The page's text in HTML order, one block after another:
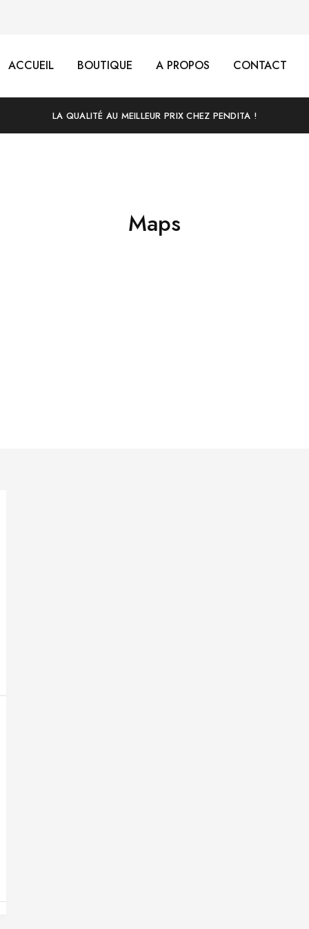
ACCUEIL BOUTIQUE A PROPOS CONTACT
LA QUALITÉ AU MEILLEUR PRIX CHEZ PENDITA !
Maps